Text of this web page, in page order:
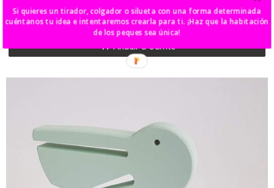
caballito tiovivo
18,00 €
Añadir a Carrito
Si quieres un tirador, colgador o silueta con una forma determinada
cuéntanos tu idea e intentaremos crearla para ti. ¡Haz que la habitación
de los peques sea única!